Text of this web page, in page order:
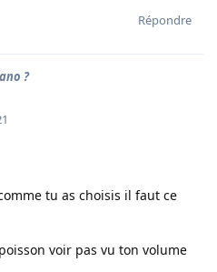
Répondre
?
tu as choisis il faut ce
voir pas vu ton volume